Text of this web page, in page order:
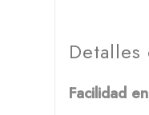
Facilidad